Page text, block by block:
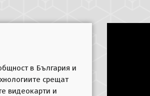
в България и
срещат
видеокарти и